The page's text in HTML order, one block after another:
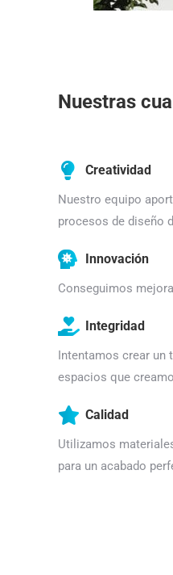
Nuestras
Creatividad
Nuestro equipo
procesos de diseño
Innovación
Conseguimos
Integridad
Intentamos crear un
espacios que
Calidad
Utilizamos
para un acabado